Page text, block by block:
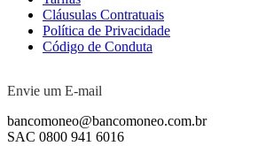
Cláusulas Contratuais
Política de Privacidade
Código de Conduta
Envie um E-mail
bancomoneo@bancomoneo.com.br
SAC 0800 941 6016